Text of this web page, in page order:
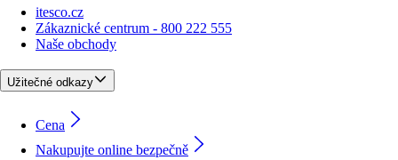
itesco.cz
Zákaznické centrum - 800 222 555
Naše obchody
Užitečné odkazy
Cena
Nakupujte online bezpečně